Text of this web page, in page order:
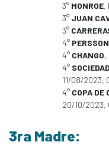
3° MONROE,
3° JUAN
3°
4°
4° CHANGO,
4°
11/08/2023,
4° COPA DE
20/10/2023,
3ra Madre: